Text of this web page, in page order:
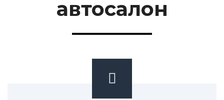
автосалон